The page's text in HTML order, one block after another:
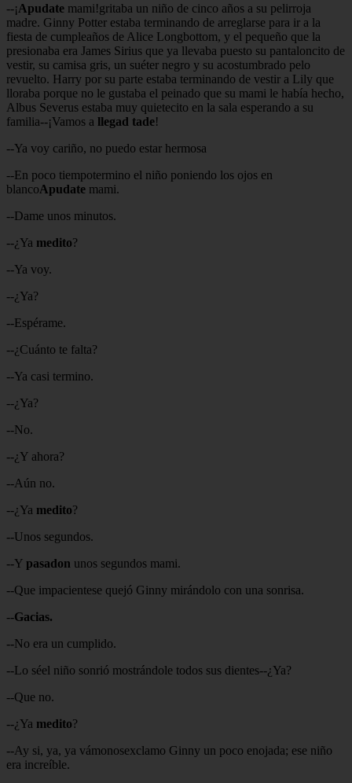
--¡Apudate mami!gritaba un niño de cinco años a su pelirroja
madre. Ginny Potter estaba terminando de arreglarse para ir a la
fiesta de cumpleaños de Alice Longbottom, y el pequeño que la
presionaba era James Sirius que ya llevaba puesto su pantaloncito de
vestir, su camisa gris, un suéter negro y su acostumbrado pelo
revuelto. Harry por su parte estaba terminando de vestir a Lily que
lloraba porque no le gustaba el peinado que su mami le había hecho,
Albus Severus estaba muy quietecito en la sala esperando a su
familia--¡Vamos a llegad tade!
--Ya voy cariño, no puedo estar hermosa
--En poco tiempotermino el niño poniendo los ojos en
blancoApudate mami.
--Dame unos minutos.
--¿Ya medito?
--Ya voy.
--¿Ya?
--Espérame.
--¿Cuánto te falta?
--Ya casi termino.
--¿Ya?
--No.
--¿Y ahora?
--Aún no.
--¿Ya medito?
--Unos segundos.
--Y pasadon unos segundos mami.
--Que impacientese quejó Ginny mirándolo con una sonrisa.
--Gacias.
--No era un cumplido.
--Lo séel niño sonrió mostrándole todos sus dientes--¿Ya?
--Que no.
--¿Ya medito?
--Ay si, ya, ya vámonosexclamo Ginny un poco enojada; ese niño
era increíble.